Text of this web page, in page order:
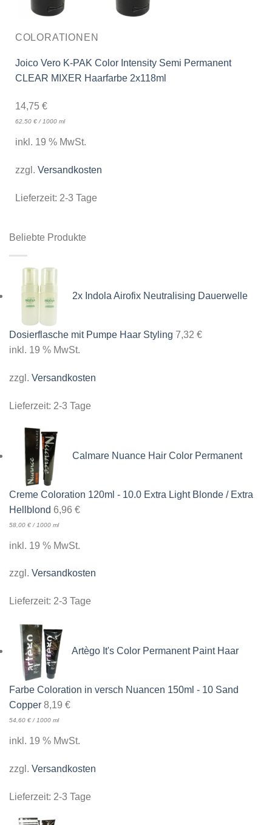
COLORATIONEN
Joico Vero K-PAK Color Intensity Semi Permanent
CLEAR MIXER Haarfarbe 2x118ml
14,75 €
62,50 €/1000 ml
inkl. 19 % MwSt.
zzgl. Versandkosten
Lieferzeit: 2-3 Tage
Beliebte Produkte
2x Indola Airofix Neutralising Dauerwelle
Dosierflasche mit Pumpe Haar Styling 7,32 €
inkl. 19 % MwSt.
zzgl. Versandkosten
Lieferzeit: 2-3 Tage
Calmare Nuance Hair Color Permanent
Creme Coloration 120ml - 10.0 Extra Light Blonde / Extra
Hellblond 6,96 €
58,00 € / 1000 ml
inkl. 19 % MwSt.
zzgl. Versandkosten
Lieferzeit: 2-3 Tage
Artègo It's Color Permanent Paint Haar
Farbe Coloration in versch Nuancen 150ml - 10 Sand
Copper 8,19 €
54,60 € / 1000 ml
inkl. 19 % MwSt.
zzgl. Versandkosten
Lieferzeit: 2-3 Tage